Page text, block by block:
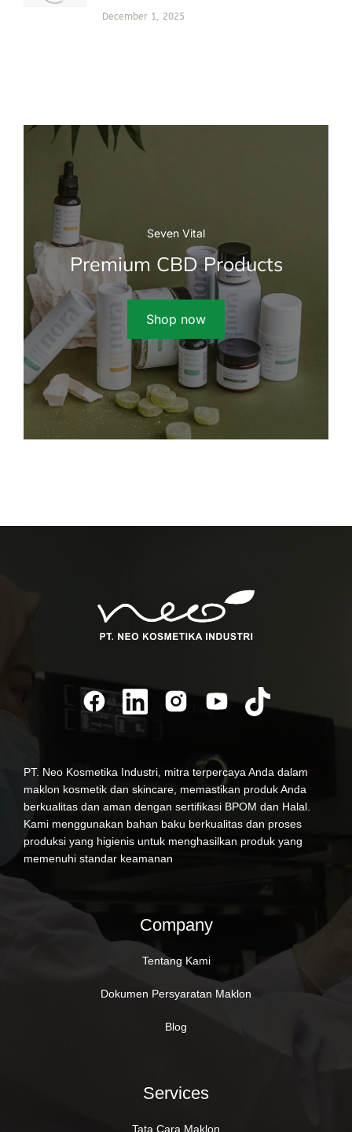
December 1, 2025
Seven Vital
Premium CBD Products
Shop now
PT. Neo Kosmetika Industri, mitra terpercaya Anda dalam
maklon kosmetik dan skincare, memastikan produk Anda
berkualitas dan aman dengan sertifikasi BPOM dan Halal.
Kami menggunakan bahan baku berkualitas dan proses
produksi yang higienis untuk menghasilkan produk yang
memenuhi standar keamanan
Company
Tentang Kami
Dokumen Persyaratan Maklon
Blog
Services
Tata Cara Maklon